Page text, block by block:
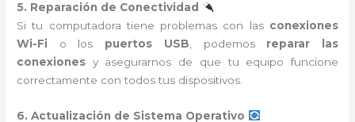
5. Reparación de Conectividad
Si tu computadora tiene problemas con las conexiones
Wi-Fi o los puertos USB , podemos reparar las
conexiones y asegurarnos de que tu equipo funcione
correctamente con todos tus dispositivos.
6. Actualización de Sistema Operativo